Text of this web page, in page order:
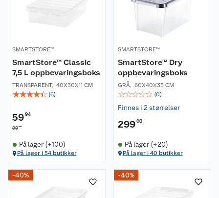
SMARTSTORE™
SmartStore™ Classic
7,5 L oppbevaringsboks
TRANSPARENT, 40X30X11 CM
☆☆☆☆☆ (6)
5994
9990
På lager (+100)
På lager i 54 butikker
SMARTSTORE™
SmartStore™ Dry
oppbevaringsboks
GRÅ, 60X40X35 CM
☆☆☆☆☆ (0)
Finnes i 2 størrelser
29900
På lager (+20)
På lager i 40 butikker
-40% -40%